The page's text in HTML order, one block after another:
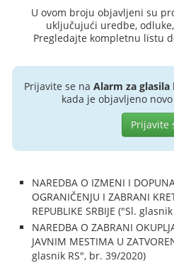
U ovom broju objavljeni su
uključujući uredbe,
Pregledajte kompletnu listu
Prijavite se na Alarm za glasila
kada je objavljeno
Prijavite
NAREDBA O IZMENI I
OGRANIČENJU I ZABRANI
REPUBLIKE SRBIJE ("Sl.
NAREDBA O ZABRANI
JAVNIM MESTIMA U
glasnik RS", br. 39/2020)